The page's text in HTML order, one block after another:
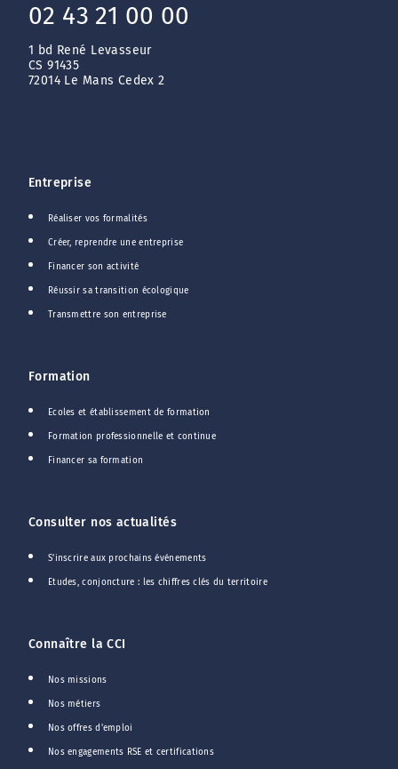
02 43 21 00 00
1 bd René Levasseur
CS 91435
72014 Le Mans Cedex 2
Entreprise
Réaliser vos formalités
Créer, reprendre une entreprise
Financer son activité
Réussir sa transition écologique
Transmettre son entreprise
Formation
Ecoles et établissement de formation
Formation professionnelle et continue
Financer sa formation
Consulter nos actualités
S'inscrire aux prochains événements
Etudes, conjoncture : les chiffres clés du territoire
Connaître la CCI
Nos missions
Nos métiers
Nos offres d'emploi
Nos engagements RSE et certifications